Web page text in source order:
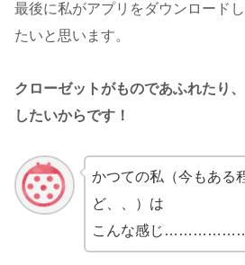
最後に私がアプリをダウンロード
たいと思います。
クローゼットがものであふれたり
したいからです！
かつての私（今もある
ど、、）は
こんな感じ